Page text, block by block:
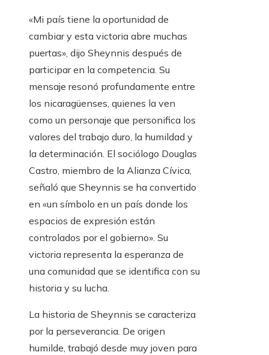
«Mi país tiene la oportunidad de
cambiar y esta victoria abre muchas
puertas», dijo Sheynnis después de
participar en la competencia. Su
mensaje resonó profundamente entre
los nicaragüenses, quienes la ven
como un personaje que personifica los
valores del trabajo duro, la humildad y
la determinación. El sociólogo Douglas
Castro, miembro de la Alianza Cívica,
señaló que Sheynnis se ha convertido
en «un símbolo en un país donde los
espacios de expresión están
controlados por el gobierno». Su
victoria representa la esperanza de
una comunidad que se identifica con su
historia y su lucha.
La historia de Sheynnis se caracteriza
por la perseverancia. De origen
humilde, trabajó desde muy joven para